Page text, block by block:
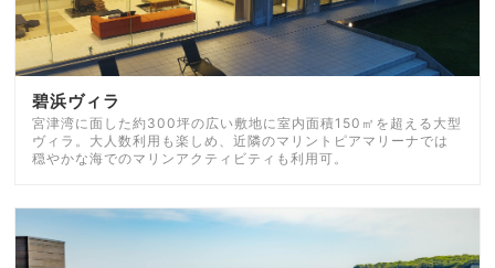
碧浜ヴィラ
宮津湾に面した約300坪の広い敷地に室内面積150㎡を超える大型
ヴィラ。大人数利用も楽しめ、近隣のマリントピアマリーナでは
穏やかな海でのマリンアクティビティも利用可。